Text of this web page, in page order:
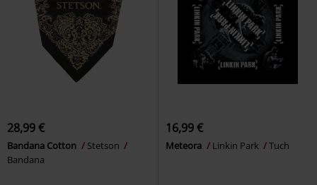
28,99 €
Bandana Cotton
Stetson
Bandana
16,99 €
Meteora Linkin Park Tuch